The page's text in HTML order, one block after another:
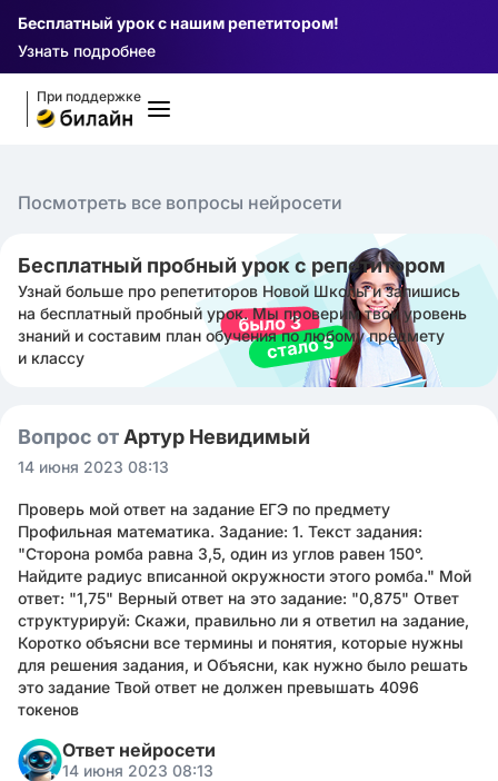
Бесплатный урок с нашим репетитором!
Узнать подробнее
При поддержке
Посмотреть все вопросы нейросети
Бесплатный пробный урок с репетитором
Узнай больше про репетиторов Новой Школы и запишись
на бесплатный пробный урок. Мы проверим твой уровень
знаний и составим план обучения по любому предмету
и классу
Вопрос от Артур Невидимый
14 июня 2023 08:13
Проверь мой ответ на задание ЕГЭ по предмету
Профильная математика. Задание: 1. Текст задания:
"Сторона ромба равна 3,5, один из углов равен 150°.
Найдите радиус вписанной окружности этого ромба." Мой
ответ: "1,75" Верный ответ на это задание: "0,875" Ответ
структурируй: Скажи, правильно ли я ответил на задание,
Коротко объясни все термины и понятия, которые нужны
для решения задания, и Объясни, как нужно было решать
это задание Твой ответ не должен превышать 4096
токенов
Ответ нейросети
14 июня 2023 08:13